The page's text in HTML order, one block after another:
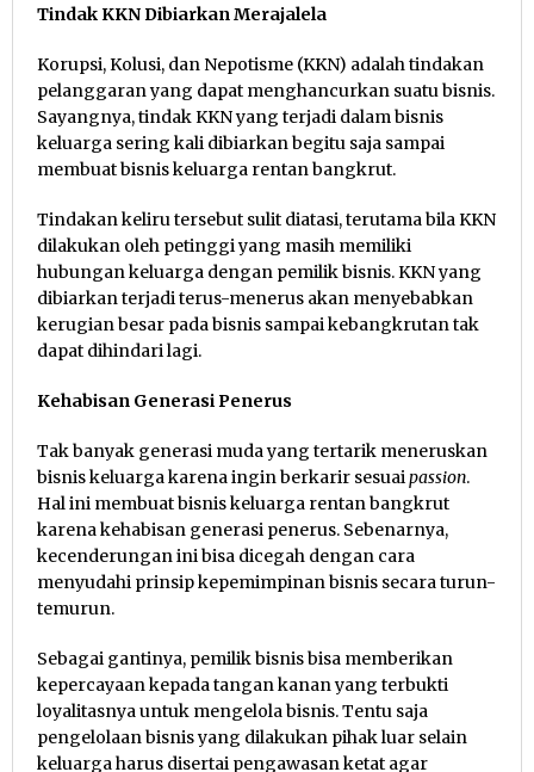
Tindak KKN Dibiarkan Merajalela
Korupsi, Kolusi, dan Nepotisme (KKN) adalah tindakan
pelanggaran yang dapat menghancurkan suatu bisnis.
Sayangnya, tindak KKN yang terjadi dalam bisnis
keluarga sering kali dibiarkan begitu saja sampai
membuat bisnis keluarga rentan bangkrut.
Tindakan keliru tersebut sulit diatasi, terutama bila KKN
dilakukan oleh petinggi yang masih memiliki
hubungan keluarga dengan pemilik bisnis. KKN yang
dibiarkan terjadi terus-menerus akan menyebabkan
kerugian besar pada bisnis sampai kebangkrutan tak
dapat dihindari lagi.
Kehabisan Generasi Penerus
Tak banyak generasi muda yang tertarik meneruskan
bisnis keluarga karena ingin berkarir sesuaipassion.
Hal ini membuat bisnis keluarga rentan bangkrut
karena kehabisan generasi penerus. Sebenarnya,
kecenderungan ini bisa dicegah dengan cara
menyudahi prinsip kepemimpinan bisnis secara turun-
temurun.
Sebagai gantinya, pemilik bisnis bisa memberikan
kepercayaan kepada tangan kanan yang terbukti
loyalitasnya untuk mengelola bisnis. Tentu saja
pengelolaan bisnis yang dilakukan pihak luar selain
keluarga harus disertai pengawasan ketat agar